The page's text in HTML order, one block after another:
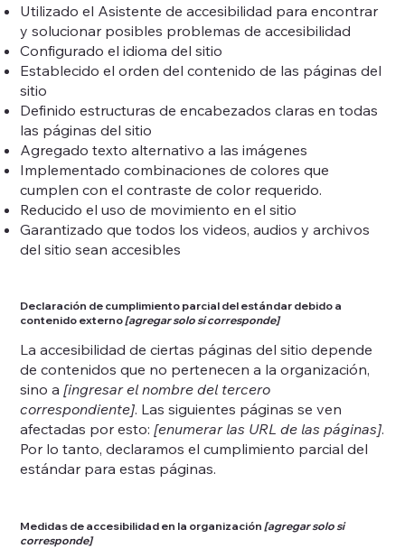
Utilizado el Asistente de accesibilidad para encontrar
y solucionar posibles problemas de accesibilidad
Configurado el idioma del sitio
Establecido el orden del contenido de las páginas del
sitio
Definido estructuras de encabezados claras en todas
las páginas del sitio
Agregado texto alternativo a las imágenes
Implementado combinaciones de colores que
cumplen con el contraste de color requerido.
Reducido el uso de movimiento en el sitio
Garantizado que todos los videos, audios y archivos
del sitio sean accesibles
Declaración de cumplimiento parcial del estándar debido a
contenido externo[agregar solo si corresponde]
La accesibilidad de ciertas páginas del sitio depende
de contenidos que no pertenecen a la organización,
sino a [ingresar el nombre del tercero
correspondiente]. Las siguientes páginas se ven
afectadas por esto: [enumerar las URL de las páginas].
Por lo tanto, declaramos el cumplimiento parcial del
estándar para estas páginas.
Medidas de accesibilidad en la organización [agregar solo si
corresponde]